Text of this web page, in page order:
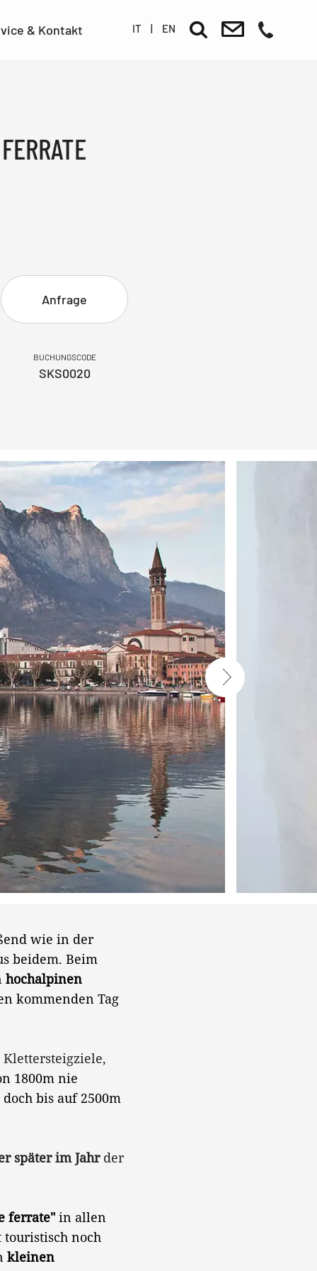
& Kontakt IT | EN
Anfrage
BUCHUNGSCODE
SKS0020
wie in der
beidem. Beim
hochalpinen
kommenden Tag
1800m nie
bis auf 2500m
später im Jahrder
ferrate" in allen
touristisch noch
kleinen